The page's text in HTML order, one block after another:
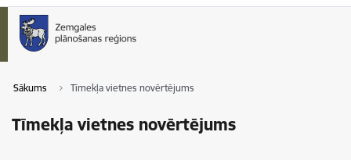
Sākums Tīmekļa vietnes novērtējums
Tīmekļa vietnes novērtējums